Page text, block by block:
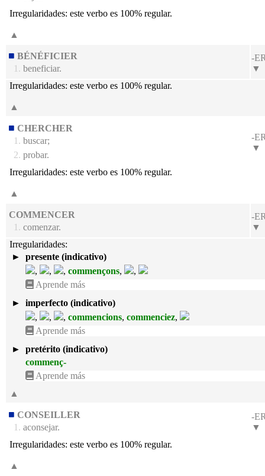
Irregularidades: este verbo es 100% regular.
▲
BÉNÉFICIER
1. beneficiar.
-ER
▼
Irregularidades: este verbo es 100% regular.
▲
CHERCHER
1. buscar;
2. probar.
-ER
▼
Irregularidades: este verbo es 100% regular.
▲
COMMENCER
1. comenzar.
-ER
▼
Irregularidades:
►
presente (indicativo)
,
, , commençons,
,
Aprende más
►
imperfecto (indicativo)
,
, , commencions, commenciez,
Aprende más
►
pretérito (indicativo)
commenç-
Aprende más
▲
CONSEILLER
1. aconsejar.
-ER
▼
Irregularidades: este verbo es 100% regular.
▲